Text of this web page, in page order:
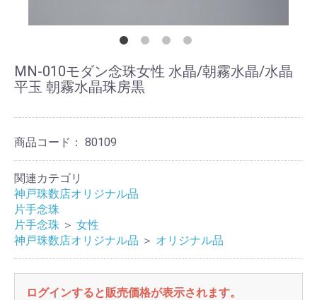
MN-010モダン念珠女性 水晶/朝霧水晶/水晶
平玉 朝霧水晶珠房黒
商品コード： 80109
関連カテゴリ
神戸珠数店オリジナル品
片手念珠
片手念珠 ＞ 女性
神戸珠数店オリジナル品 ＞ オリジナル品
ログインすると販売価格が表示されます。